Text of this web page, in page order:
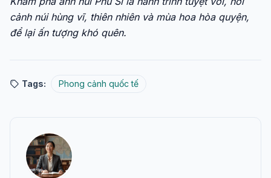
cảnh núi hùng vĩ, thiên nhiên và mùa hoa hòa quyện,
để lại ấn tượng khó quên.
Tags: Phong cảnh quốc tế